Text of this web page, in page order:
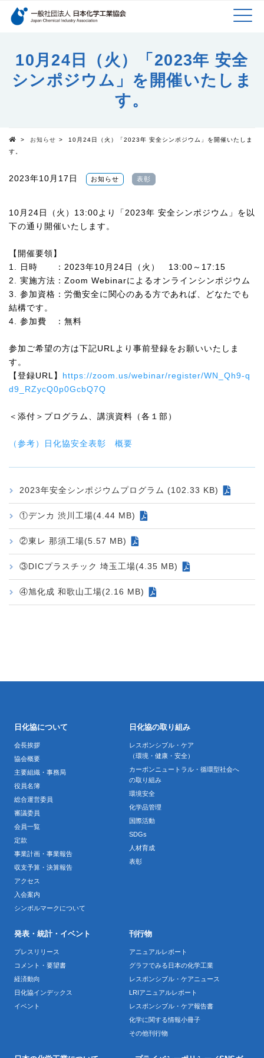
検索キーワード
U
10月24日（火）「2023年 安全
シンポジウム」を開催いたしま
す。
Top
> お知らせ >
10月24日（火）「2023年 安全シンポジウム」を開催いたしま
す。
2023年10月17日 お知らせ 表彰
10月24日（火）13:00より「2023年 安全シンポジウム」を以
下の通り開催いたします。
【開催要領】
1. 日時 ：2023年10月24日（火） 13:00～17:15
2. 実施方法：Zoom Webinarによるオンラインシンポジウム
3. 参加資格：労働安全に関心のある方であれば、どなたでも
結構です。
4. 参加費 ：無料
参加ご希望の方は下記URLより事前登録をお願いいたしま
す。
【登録URL】 https://zoom.us/webinar/register/WN_Qh9-q
d9_RZycQ0p0GcbQ7Q
＜添付＞プログラム、講演資料（各１部）
（参考）日化協安全表彰 概要
2023年安全シンポジウムプログラム (102.33 KB)
①デンカ 渋川工場(4.44 MB)
②東レ 那須工場(5.57 MB)
③DICプラスチック 埼玉工場(4.35 MB)
④旭化成 和歌山工場(2.16 MB)
日化協について
会長挨拶
協会概要
主要組織・事務局
役員名簿
総合運営委員
審議委員
会員一覧
定款
事業計画・事業報告
収支予算・決算報告
アクセス
入会案内
シンボルマークについて
日化協の取り組み
レスポンシブル・ケア
（環境・健康・安全）
カーボンニュートラル・循環型社会へ
の取り組み
環境安全
化学品管理
国際活動
SDGs
人材育成
表彰
発表・統計・イベント
プレスリリース
コメント・要望書
経済動向
日化協インデックス
イベント
刊行物
アニュアルレポート
グラフでみる日本の化学工業
レスポンシブル・ケアニュース
LRIアニュアルレポート
レスポンシブル・ケア報告書
化学に関する情報小冊子
その他刊行物